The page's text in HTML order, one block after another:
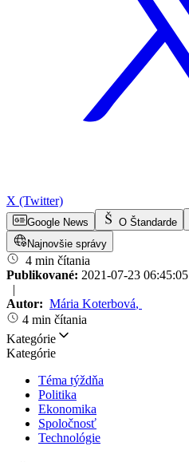
X (Twitter)
Google News O Štandarde
Najnovšie správy
4 min čítania
Publikované: 2021-07-23 06:45:05
|
Autor: Mária Koterbová,
4 min čítania
Kategórie
Kategórie
Téma týždňa
Politika
Ekonomika
Spoločnosť
Technológie